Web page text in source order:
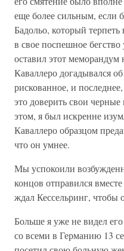
еще более сильным, если
Бадольо, который
в свое поспешное
оставил этот
Каваллеро догадывался
рискованное, и
это доверить свои
этом, я был искренне
Каваллеро образцом
что он умнее.
Мы успокоили
концов отправился
ждал Кессельринг, чтобы
Больше я уже не видел
со всеми в Германию 13